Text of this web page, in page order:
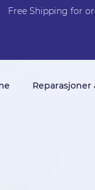
Free Shipping for
Reparasjoner